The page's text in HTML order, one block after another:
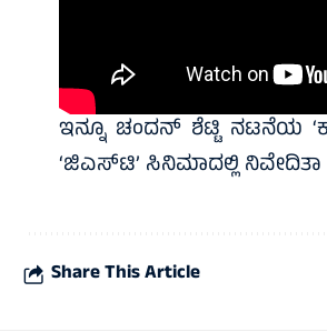
ಇನ್ನೂ ಚಂದನ್ ಶೆಟ್ಟಿ ನಟನೆಯ
‘ಜಿಎಸ್‌ಟಿ’ ಸಿನಿಮಾದಲ್ಲಿ
Share This Article